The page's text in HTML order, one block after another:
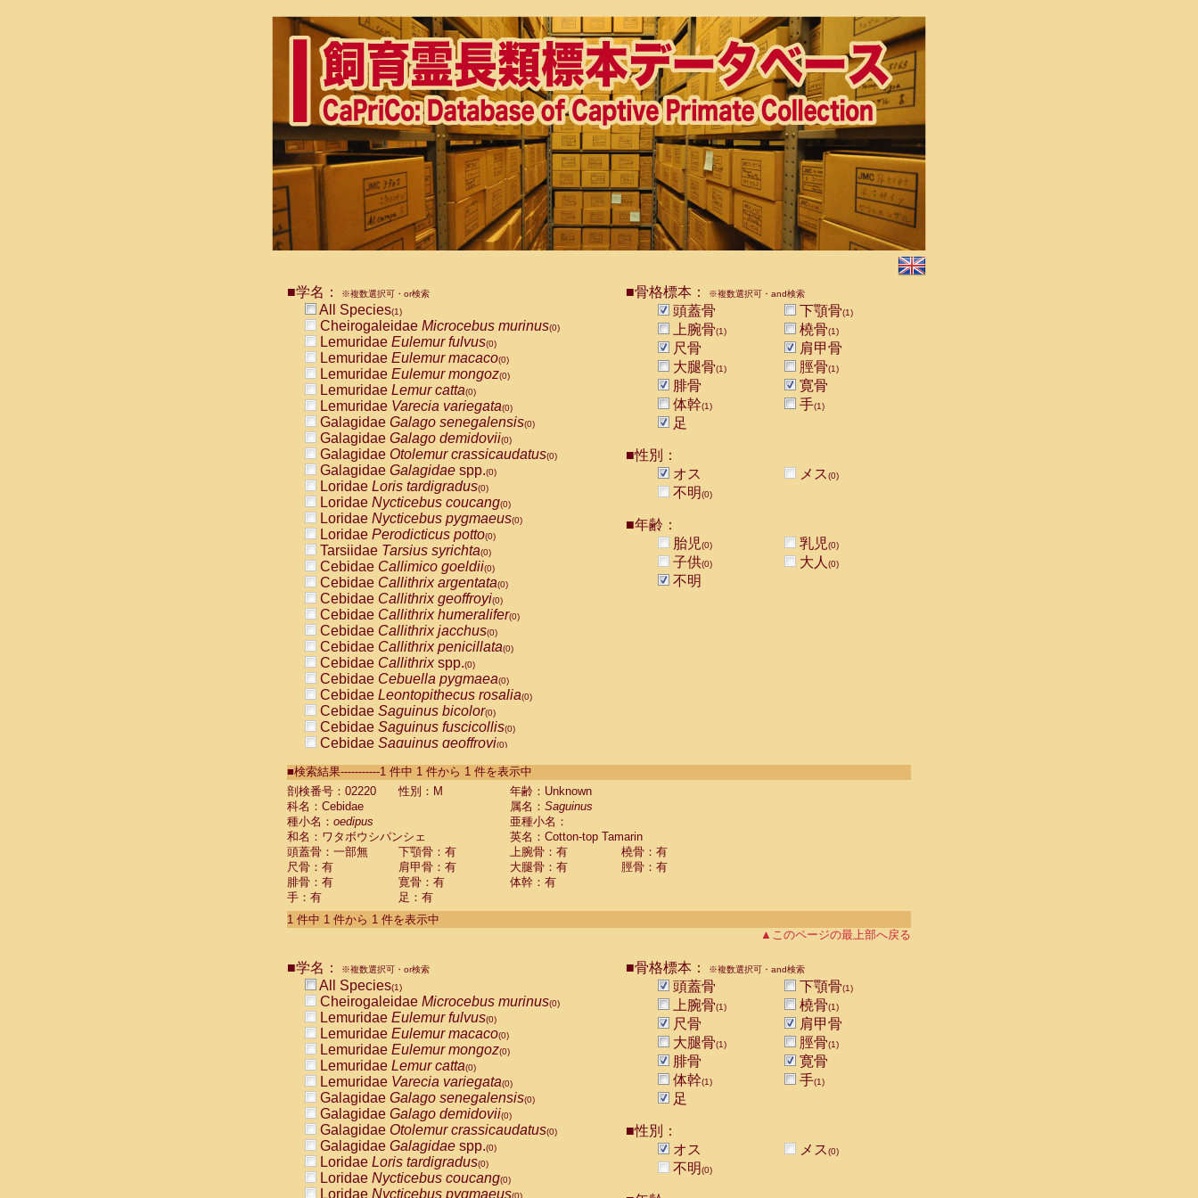
■学名： ※複数選択可・or検索
All Species(1)
Cheirogaleidae Microcebus murinus(0)
Lemuridae Eulemur fulvus(0)
Lemuridae Eulemur macaco(0)
Lemuridae Eulemur mongoz(0)
Lemuridae Lemur catta(0)
Lemuridae Varecia variegata(0)
Galagidae Galago senegalensis(0)
Galagidae Galago demidovii(0)
Galagidae Otolemur crassicaudatus(0)
Galagidae Galagidae spp.(0)
Loridae Loris tardigradus(0)
Loridae Nycticebus coucang(0)
Loridae Nycticebus pygmaeus(0)
Loridae Perodicticus potto(0)
Tarsiidae Tarsius syrichta(0)
Cebidae Callimico goeldii(0)
Cebidae Callithrix argentata(0)
Cebidae Callithrix geoffroyi(0)
Cebidae Callithrix humeralifer(0)
Cebidae Callithrix jacchus(0)
Cebidae Callithrix penicillata(0)
Cebidae Callithrixspp.(0)
Cebidae Cebuella pygmaea(0)
Cebidae Leontopithecus rosalia(0)
Cebidae Saguinus bicolor(0)
Cebidae Saguinus fuscicollis(0)
Cebidae Saguinus geoffroyi(0)
CebidaeSaguinus labiatus(0)
Cebidae Saguinus leucopus (0)
Cebidae
Cebidae
CebidaeSaguinus nigricollis (0)
Cebidae Saguinus oedipus
Cebidae Saguinus weddelli
Cebidae Saguinusspp.
Cebidae Aotus trivirgatus
Cebidae Cebus albifrons
CebidaeCebus nigrivittatus
CebidaeCebus
CebidaeSaimiri boliviensis(0)
CebidaeSaimiri sciureus(0)
AtelidaeAlouatta caraya(0)
AtelidaeAlouatta fusca(0)
AtelidaeAlouatta seniculus
AtelidaeAlouattaspp.(0)
AtelidaeAteles belzebuth(0)
AtelidaeAteles geoffroyi(0)
AtelidaeAteles paniscus(0)
AtelidaeAtelesspp.(0)
Atelidae Lagothrix lagothricha
AtelidaeLagothrix lagothricha cana
PitheciidaeCacajao calvus rubicundus
■骨格標本： ※複数選択可・and検索
頭蓋骨 下顎骨(1)
上腕骨(1) 橈骨(1)
尺骨
肩甲骨
大腿骨(1) 脛骨(1)
腓骨
寛骨
体幹(1) 手(1)
足
■性別：
オス
メス(0)
不明(0)
■年齢：
胎児(0) 乳児(0)
子供(0) 大人 (0)
不明
■検索結果-----------1 件中 1 件から 1 件を表示中
剖検番号：02220
性別：M
年齢：Unknown
科名：Cebidae
属名： Saguinus
種小名： oedipus
亜種小名：
和名：ワタボウシパンシェ
英名：Cotton-top Tamarin
頭蓋骨：一部無
下顎骨：有 上腕骨：有
橈骨：有
尺骨：有
肩甲骨：有 大腿骨：有
脛骨：有
腓骨：有
寛骨：有
体幹：有
手：有
足：有
1 件中 1 件から 1 件を表示中
▲このページの最上部へ戻る
■学名： ※複数選択可・or検索
All Species(1)
Cheirogaleidae Microcebus murinus(0)
Lemuridae Eulemur fulvus(0)
Lemuridae Eulemur macaco(0)
Lemuridae Eulemur mongoz(0)
Lemuridae Lemur catta(0)
Lemuridae Varecia variegata(0)
Galagidae Galago senegalensis(0)
Galagidae Galago demidovii(0)
Galagidae Otolemur crassicaudatus(0)
Galagidae Galagidae spp.(0)
Loridae Loris tardigradus(0)
Loridae Nycticebus coucang(0)
Loridae Nycticebus pygmaeus(0)
■骨格標本： ※複数選択可・and検索
頭蓋骨 下顎骨(1)
上腕骨(1) 橈骨(1)
尺骨
肩甲骨
大腿骨(1) 脛骨(1)
腓骨
寛骨
体幹(1) 手(1)
足
■性別：
オス
メス(0)
不明(0)